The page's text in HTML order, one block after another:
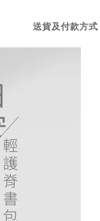
送貨及付款方式